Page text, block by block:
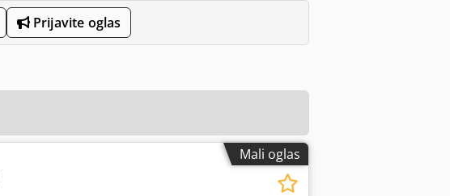
Prijavite oglas
Mali oglas